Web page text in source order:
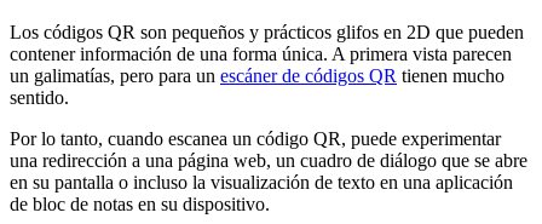
Los códigos QR son pequeños y prácticos glifos en 2D que pueden
contener información de una forma única. A primera vista parecen
un galimatías, pero para un escáner de códigos QR tienen mucho
sentido.
Por lo tanto, cuando escanea un código QR, puede experimentar
una redirección a una página web, un cuadro de diálogo que se abre
en su pantalla o incluso la visualización de texto en una aplicación
de bloc de notas en su dispositivo.